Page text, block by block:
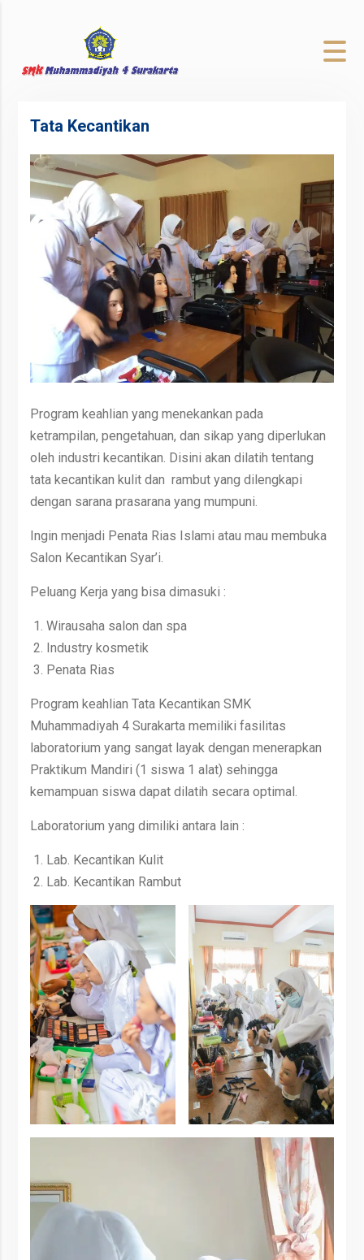
Tata Kecantikan
Program keahlian yang menekankan pada
ketrampilan, pengetahuan, dan sikap yang diperlukan
oleh industri kecantikan. Disini akan dilatih tentang
tata kecantikan kulit dan rambut yang dilengkapi
dengan sarana prasarana yang mumpuni.
Ingin menjadi Penata Rias Islami atau mau membuka
Salon Kecantikan Syar’i.
Peluang Kerja yang bisa dimasuki :
Wirausaha salon dan spa
Industry kosmetik
Penata Rias
Program keahlian Tata Kecantikan SMK
Muhammadiyah 4 Surakarta memiliki fasilitas
laboratorium yang sangat layak dengan menerapkan
Praktikum Mandiri (1 siswa 1 alat) sehingga
kemampuan siswa dapat dilatih secara optimal.
Laboratorium yang dimiliki antara lain :
Lab. Kecantikan Kulit
Lab. Kecantikan Rambut